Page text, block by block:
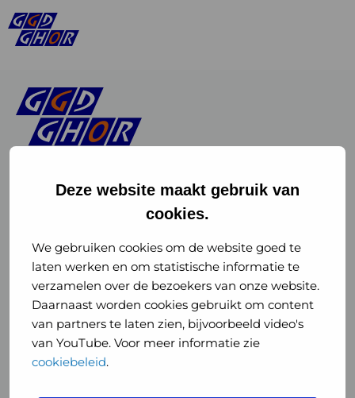
Deze website maakt gebruik van
cookies.
We gebruiken cookies om de website goed te
laten werken en om statistische informatie te
verzamelen over de bezoekers van onze website.
Daarnaast worden cookies gebruikt om content
van partners te laten zien, bijvoorbeeld video's
van YouTube. Voor meer informatie zie
cookiebeleid.
of
GGD
GHOR
Nederland
Instagram
of
GGD
GHOR
Nederland
GGD Reizen op social media
GGD Reizen